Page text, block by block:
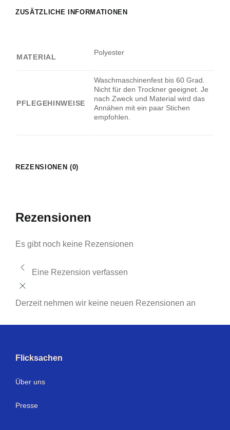
ZUSÄTZLICHE INFORMATIONEN
MATERIAL
Polyester
PFLEGEHINWEISE
Waschmaschinenfest bis 60 Grad.
Nicht für den Trockner geeignet. Je
nach Zweck und Material wird das
Annähen mit ein paar Stichen
empfohlen.
REZENSIONEN (0)
Rezensionen
Es gibt noch keine Rezensionen
Eine Rezension verfassen
Derzeit nehmen wir keine neuen Rezensionen an
Flicksachen
Über uns
Presse